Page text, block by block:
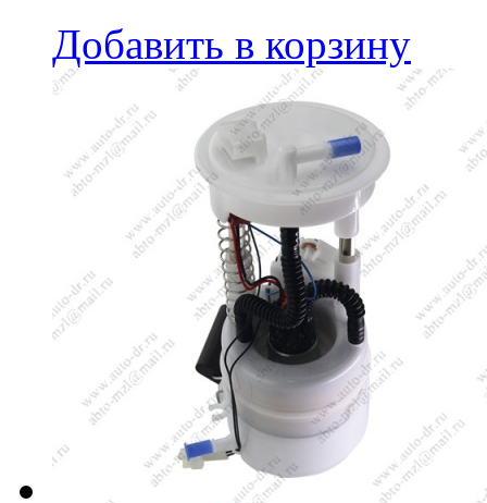
Добавить в корзину